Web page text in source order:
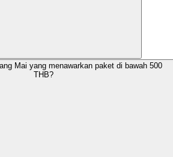
Mai yang menawarkan paket di bawah 500
THB?